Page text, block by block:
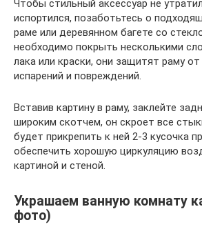
Чтобы стильный аксессуар не
испортился, позаботьтесь о
раме или деревянном багете со
необходимо покрыть несколькими
лака или краски, они защитят раму
испарений и повреждений.
Вставив картину в раму, заклейте
широким скотчем, он скроет все
будет прикрепить к ней 2-3 кусочка
обеспечить хорошую циркуляцию
картиной и стеной.
Украшаем ванную комнату
фото)